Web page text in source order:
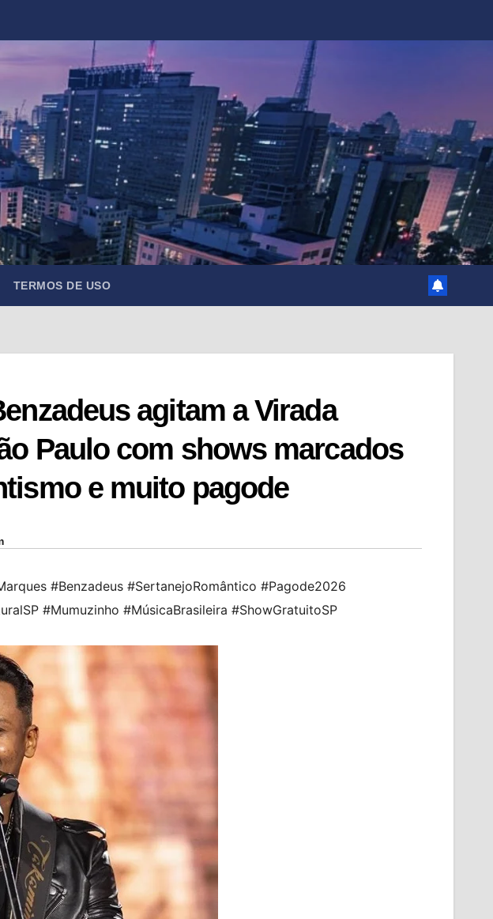
TERMOS DE USO
agitam a Virada
Paulo com shows marcados
e muito pagode
#Benzadeus #SertanejoRomântico #Pagode2026
#Mumuzinho #MúsicaBrasileira #ShowGratuitoSP